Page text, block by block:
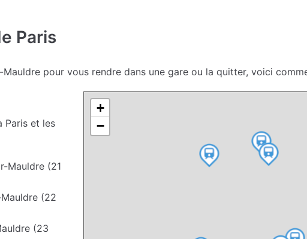
Paris
pour vous rendre dans une gare ou la quitter, voici
Paris et les
Mauldre (21
(22
(23
+
−